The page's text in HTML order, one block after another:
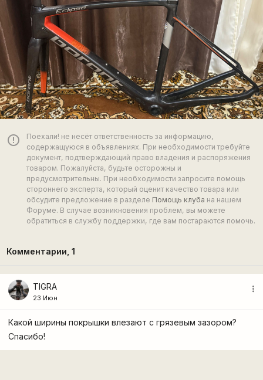
error_outline
Поехали! не несёт ответственность за информацию,
содержащуюся в объявлениях. При необходимости требуйте
документ, подтверждающий право владения и распоряжения
товаром. Пожалуйста, будьте осторожны и
предусмотрительны. При необходимости запросите помощь
стороннего эксперта, который оценит качество товара или
обсудите предложение в разделе Помощь клуба на нашем
Форуме. В случае возникновения проблем, вы можете
обратиться в службу поддержки, где вам постараются помочь.
Комментарии, 1
TIGRA
23 Июн
more_vert
Какой ширины покрышки влезают с грязевым зазором?
Спасибо!